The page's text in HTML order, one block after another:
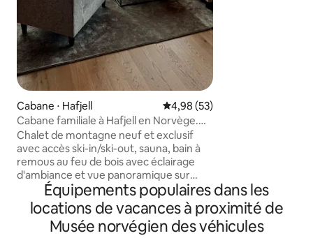
Cabane ⋅ Hafjell Évaluation moyenne sur la
4,98 (53)
Cabane familiale à Hafjell en Norvège.
Au pied des pistes.
Chalet de montagne neuf et exclusif
avec accès ski-in/ski-out, sauna, bain à
remous au feu de bois avec éclairage
d'ambiance et vue panoramique sur
Hafjell. Idéal pour les familles, les
groupes d'amis et les amateurs de ski qui
veulent des vacances confortables et
luxueuses. Courte distance des pistes
Équipements populaires dans les
locations de vacances à proximité de
Musée norvégien des véhicules